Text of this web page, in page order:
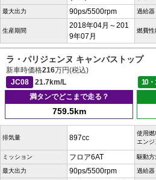
最大出力 90ps/5500rpm 過給器
生産期間
2018年04月～201
9年07月
燃費性
ラ・パリジェンヌ キャンバストップ
新車時価格216万円(税込)
JC08
21.7km/L 10
満タンでどこまで走る？
759.5km
排気量 897cc
使用燃
エンジ
ミッション フロア6AT 駆動方
最大出力 90ps/5500rpm 過給器